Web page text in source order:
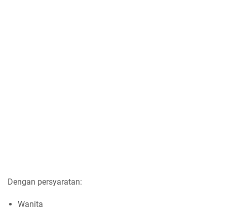
Dengan persyaratan:
Wanita